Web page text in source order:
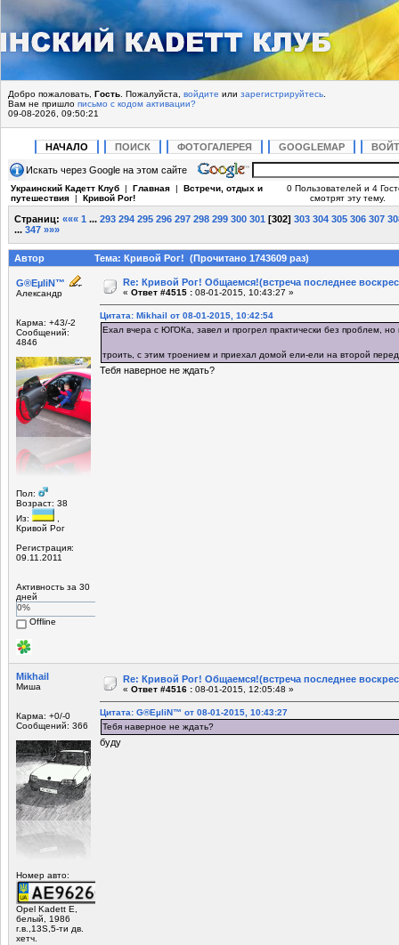
Добро пожаловать, Гость . Пожалуйста, войдите или зарегистрируйтесь
Вам не пришло письмо с кодом активации?
09-08-2026, 09:50:21
НАЧАЛО ПОИСК ФОТОГАЛЕРЕЯ GOOGLEMAP
Искать через Google на этом сайте
Украинский Кадетт Клуб | Главная | Встречи, отдых и
путешествия | Кривой Рог!
0 Пользователей и 4
смотрят эту тему.
Страниц: ««« 1 ... 293 294 295 296 297 298 299 300 301 [302] 303 304 305 306 307
... 347 »»»
Автор Тема: Кривой Рог! (Прочитано 1743609 раз)
G®EµliN™
Александр
Карма: +43/-2
Сообщений:
4846
Пол:
Возраст: 38
Из:
Кривой Рог
Регистрация:
09.11.2011
Активность за 30
дней
0%
Offline
Re: Кривой Рог! Общаемся!(встреча последнее
« Ответ #4515 : 08-01-2015, 10:43:27 »
Цитата: Mikhail от 08-01-2015, 10:42:54
Ехал вчера с ЮГОКа, завел и прогрел практически без проблем, но
троить, с этим троением и приехал домой ели-ели на второй
Тебя наверное не ждать?
Mikhail
Миша
Карма: +0/-0
Сообщений: 366
Номер авто:
Opel Kadett E,
белый, 1986
г.в.,13S,5-ти дв.
хетч.
Re: Кривой Рог! Общаемся!(встреча последнее
« Ответ #4516 : 08-01-2015, 12:05:48 »
Цитата: G®EµliN™ от 08-01-2015, 10:43:27
Тебя наверное не ждать?
буду